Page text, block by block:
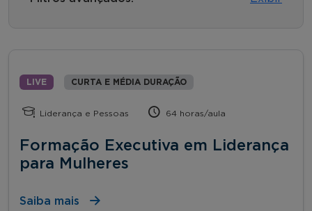
LIVE CURTA E MÉDIA DURAÇÃO
Liderança e Pessoas 64 horas/aula
Formação Executiva em Liderança
para Mulheres
Saiba mais